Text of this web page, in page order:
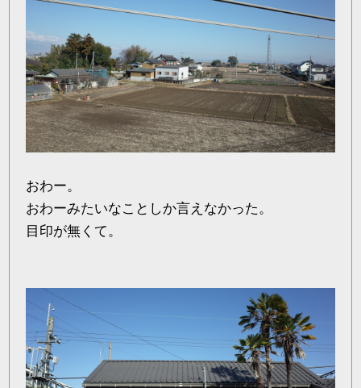
おわー。
おわーみたいなことしか言えなかった。
目印が無くて。